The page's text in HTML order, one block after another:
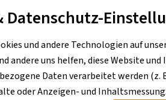
Datenschutz-
und andere Technologien auf
andere uns helfen, diese Website
Daten verarbeitet werden (z.
oder Anzeigen- und